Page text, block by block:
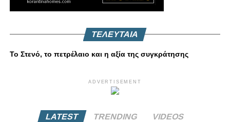
ΤΕΛΕΥΤΑΙΑ
Το Στενό, το πετρέλαιο και η αξία της συγκράτησης
ADVERTISEMENT
LATEST TRENDING VIDEOS